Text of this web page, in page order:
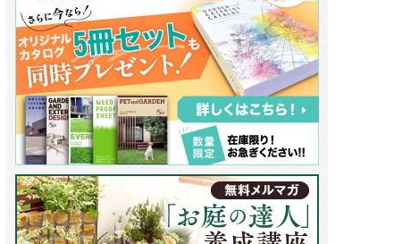
お隣さんとの境界にはGスクリーンという縦格子の目隠しを設置しました。
え、統一感のあるデザインに。